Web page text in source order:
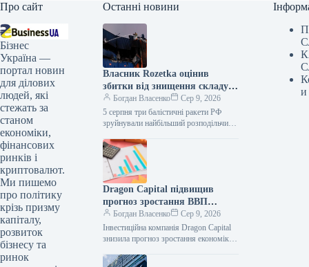
Про сайт
Бізнес
Україна —
портал новин
для ділових
людей, які
стежать за
станом
економіки,
фінансових
ринків і
криптовалют.
Ми пишемо
про політику
крізь призму
капіталу,
розвиток
бізнесу та
ринок
Останні новини
Власник Rozetka оцінив
збитки від знищення складу в
кілька мільярдів гривень
Богдан Власенко
Сер 9, 2026
5 серпня три балістичні ракети РФ
зруйнували найбільший розподільчий
Броварах. Власник маркетплейсу
Rozetka Владислав Чечоткін заявив,…
Dragon Capital підвищив
прогноз зростання ВВП
України на 2026 рік
Богдан Власенко
Сер 9, 2026
Інвестиційна компанія Dragon Capital
знизила прогноз зростання економіки
Очікується, що зростання буде
и